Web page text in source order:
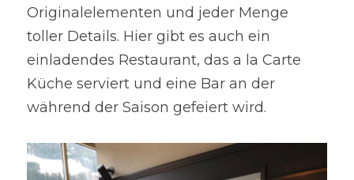
Originalelementen und jeder Menge
toller Details. Hier gibt es auch ein
einladendes Restaurant, das a la Carte
Küche serviert und eine Bar an der
während der Saison gefeiert wird.